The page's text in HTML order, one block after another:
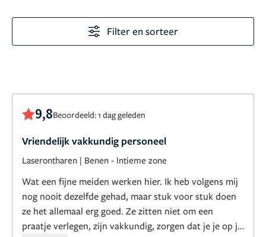
Filter en sorteer
9,8Beoordeeld: 1 dag geleden
Vriendelijk vakkundig personeel
Laserontharen | Benen - Intieme zone
Wat een fijne meiden werken hier. Ik heb volgens mij
nog nooit dezelfde gehad, maar stuk voor stuk doen
ze het allemaal erg goed. Ze zitten niet om een
praatje verlegen, zijn vakkundig, zorgen dat je je op je